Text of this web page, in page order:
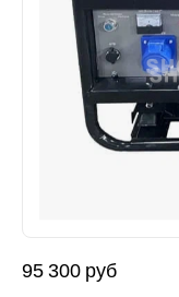
95 300 руб